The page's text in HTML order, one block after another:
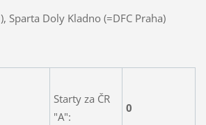
Sparta Doly Kladno (=DFC Praha)
Starty za ČR
"A":
0